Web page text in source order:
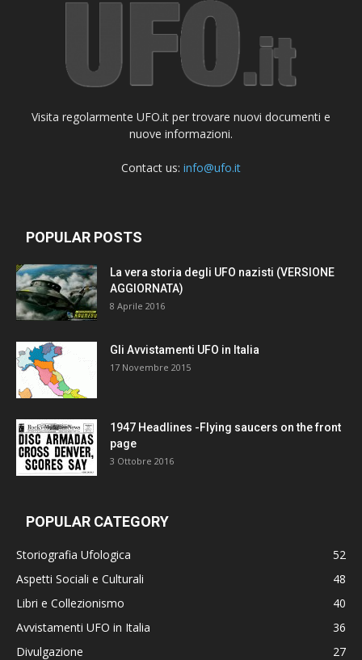
Visita regolarmente UFO.it per trovare nuovi documenti e
nuove informazioni.
Contact us: info@ufo.it
POPULAR POSTS
La vera storia degli UFO nazisti (VERSIONE
AGGIORNATA)
8 Aprile 2016
Gli Avvistamenti UFO in Italia
17 Novembre 2015
1947 Headlines -Flying saucers on the front
page
3 Ottobre 2016
POPULAR CATEGORY
Storiografia Ufologica
52
Aspetti Sociali e Culturali
48
Libri e Collezionismo
40
Avvistamenti UFO in Italia
36
Divulgazione
27